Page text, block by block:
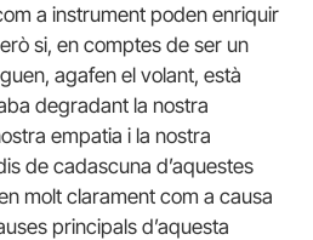
a instrument poden enriquir
si, en comptes de ser un
agafen el volant, està
degradant la nostra
empatia i la nostra
de cadascuna d’aquestes
molt clarament com a causa
principals d’aquesta